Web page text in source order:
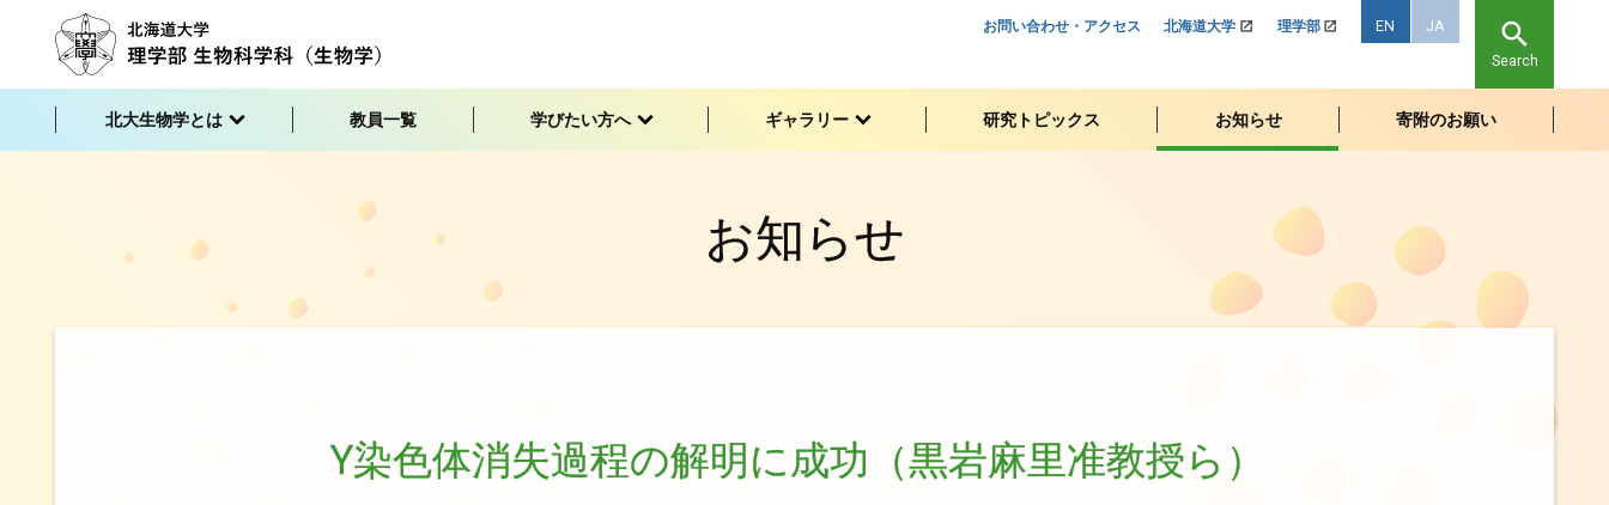
お問い合わせ・アクセス 北海道大学 理学部 EN JA search
Search
北大生物学とは 教員一覧 学びたい方へ ギャラリー 研究 トピックス お知らせ 寄附のお願い
お知らせ
Y染色体消失過程の解明に成功 （黒岩麻里准教授ら）